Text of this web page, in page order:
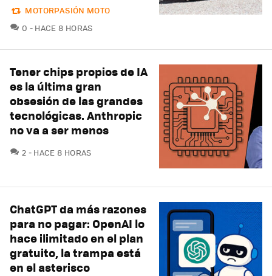
MOTORPASIÓN MOTO
0 COMENTARIOS
HACE 8 HORAS
Tener chips propios de IA
es la última gran
obsesión de las grandes
tecnológicas. Anthropic
no va a ser menos
2 COMENTARIOS
HACE 8 HORAS
ChatGPT da más razones
para no pagar: OpenAI lo
hace ilimitado en el plan
gratuito, la trampa está
en el asterisco